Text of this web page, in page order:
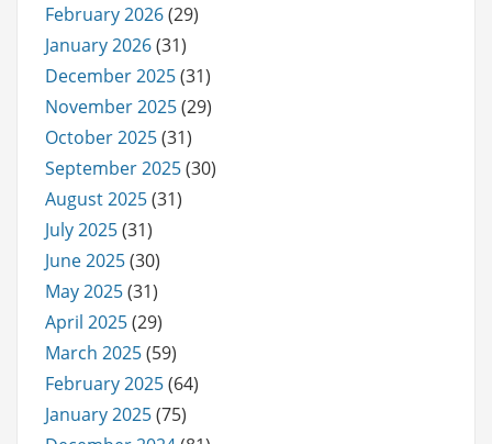
February 2026(29)
January 2026(31)
December 2025(31)
November 2025(29)
October 2025(31)
September 2025(30)
August 2025(31)
July 2025(31)
June 2025(30)
May 2025(31)
April 2025(29)
March 2025(59)
February 2025(64)
January 2025(75)